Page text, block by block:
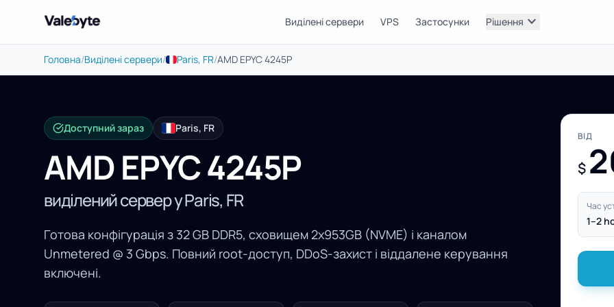
Valebyte Виділені сервери VPS Застосунки Рішення expand_more
Головна/Виділені сервери/ Paris, FR/AMD EPYC 4245P
Доступний зараз Paris, FR
AMD EPYC 4245P
виділений сервер у Paris, FR
Готова конфігурація з 32 GB DDR5, сховищем 2x953GB (NVME) і каналом
Unmetered @ 3 Gbps. Повний root-доступ, DDoS-захист і віддалене керування
включені.
ВІД
$
Час
1–2